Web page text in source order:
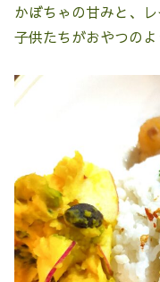
かぼちゃの甘みと、
子供たちがおやつの